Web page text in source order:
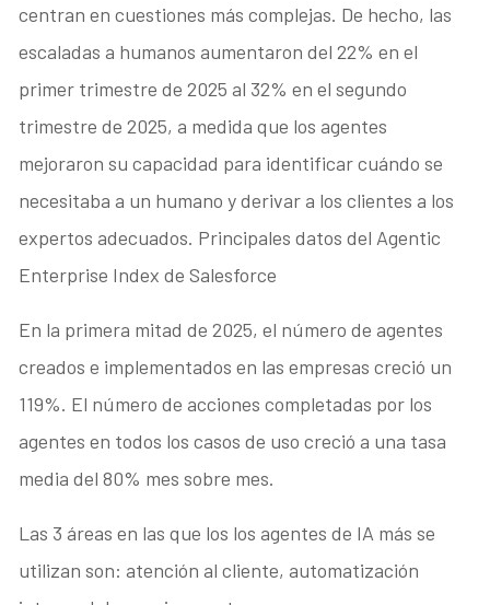
centran en cuestiones más complejas. De hecho, las
escaladas a humanos aumentaron del 22% en el
primer trimestre de 2025 al 32% en el segundo
trimestre de 2025, a medida que los agentes
mejoraron su capacidad para identificar cuándo se
necesitaba a un humano y derivar a los clientes a los
expertos adecuados. Principales datos del Agentic
Enterprise Index de Salesforce
En la primera mitad de 2025, el número de agentes
creados e implementados en las empresas creció un
119%. El número de acciones completadas por los
agentes en todos los casos de uso creció a una tasa
media del 80% mes sobre mes.
Las 3 áreas en las que los los agentes de IA más se
utilizan son: atención al cliente, automatización